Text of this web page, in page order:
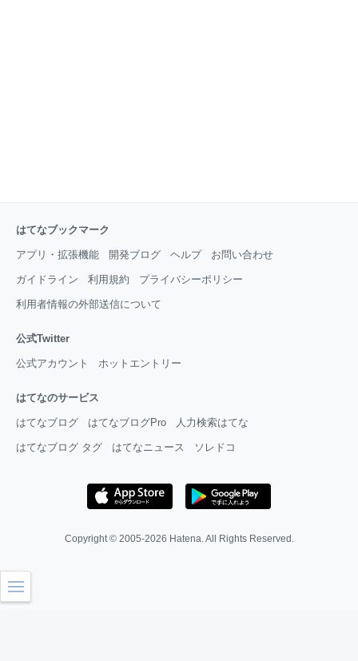
はてなブックマーク
アプリ・拡張機能 開発ブログ ヘルプ お問い合わせ
ガイドライン 利用規約 プライバシーポリシー
利用者情報の外部送信について
公式Twitter
公式アカウント ホットエントリー
はてなのサービス
はてなブログ はてなブログPro 人力検索はてな
はてなブログ タグ はてなニュース ソレドコ
Copyright © 2005-2026 Hatena. All Rights Reserved.